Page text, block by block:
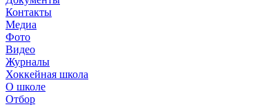
Контакты
Медиа
Фото
Видео
Журналы
Хоккейная школа
О школе
Отбор